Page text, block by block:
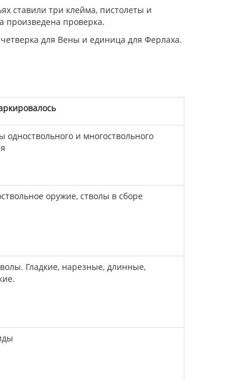
ставили три клейма, пистолеты и
произведена проверка.
для Вены и единица для Ферлаха.
одноствольного и многоствольного
оружие, стволы в сборе
Гладкие, нарезные, длинные,